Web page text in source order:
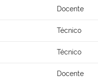
Docente
Técnico
Técnico
Docente